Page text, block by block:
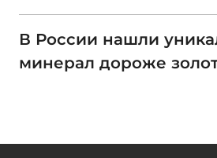
В России нашли
минерал дороже